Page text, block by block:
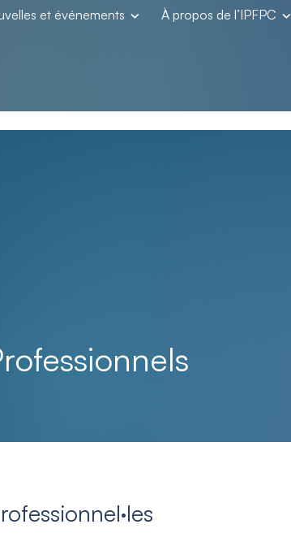
et événements À propos de l’IPFPC